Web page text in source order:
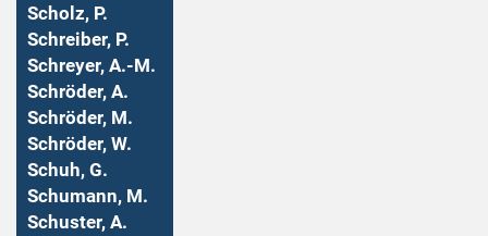
Scholz, P.
Schreiber, P.
Schreyer, A.-M.
Schröder, A.
Schröder, M.
Schröder, W.
Schuh, G.
Schumann, M.
Schuster, A.